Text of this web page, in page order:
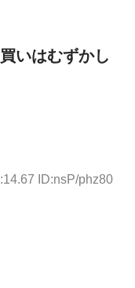
いはむずかし
ID:nsP/phz80